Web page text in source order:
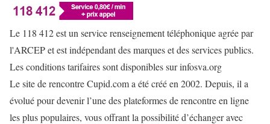
Le 118 412 est un service renseignement téléphonique agrée par
l'ARCEP et est indépendant des marques et des services publics.
Les conditions tarifaires sont disponibles sur infosva.org
Le site de rencontre Cupid.com a été créé en 2002. Depuis, il a
évolué pour devenir l’une des plateformes de rencontre en ligne
les plus populaires, vous offrant la possibilité d’échanger avec